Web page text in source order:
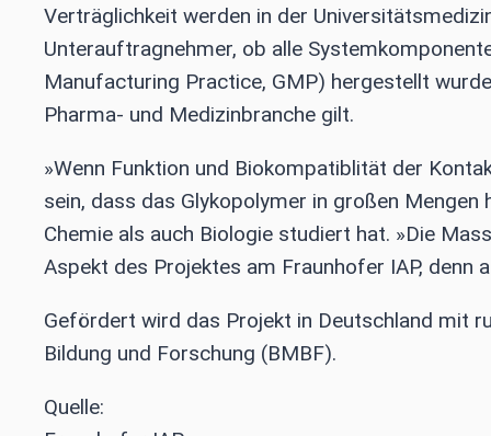
Verträglichkeit werden in der
Unterauftragnehmer, ob alle
Manufacturing Practice, GMP) hergestellt
Pharma- und Medizinbranche gilt.
»Wenn Funktion und Biokompatiblität der
sein, dass das Glykopolymer in großen
Chemie als auch Biologie studiert hat. »Die
Aspekt des Projektes am Fraunhofer IAP, denn
Gefördert wird das Projekt in Deutschland mit
Bildung und Forschung (BMBF).
Quelle: